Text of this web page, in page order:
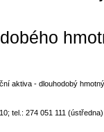
aktiva - dlouhodobý
tel.: 274 051 111 (ústředna)